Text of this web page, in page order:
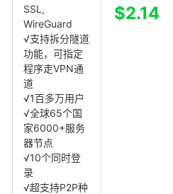
SSL,
WireGuard
√支持拆分隧道
功能，可指定
程序走VPN通
道
√1百多万用户
√全球65个国
家6000+服务
器节点
√10个同时登
录
√超支持P2P种
$2.14